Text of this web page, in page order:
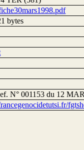
bytes
N° 001153 du 12